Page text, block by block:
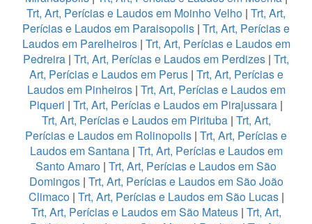
Trt, Art, Perícias e Laudos em Moinho Velho | Trt, Art,
Perícias e Laudos em Paraisopolis | Trt, Art, Perícias e
Laudos em Parelheiros| Trt, Art, Perícias e Laudos em
Pedreira | Trt, Art, Perícias e Laudos em Perdizes | Trt,
Art, Perícias e Laudos em Perus| Trt, Art, Perícias e
Laudos em Pinheiros| Trt, Art, Perícias e Laudos em
Piqueri | Trt, Art, Perícias e Laudos em Pirajussara |
Trt, Art, Perícias e Laudos em Pirituba| Trt, Art,
Perícias e Laudos em Rolinopolis | Trt, Art, Perícias e
Laudos em Santana| Trt, Art, Perícias e Laudos em
Santo Amaro | Trt, Art, Perícias e Laudos em São
Domingos| Trt, Art, Perícias e Laudos em São João
Climaco| Trt, Art, Perícias e Laudos em São Lucas|
Trt, Art, Perícias e Laudos em São Mateus | Trt, Art,